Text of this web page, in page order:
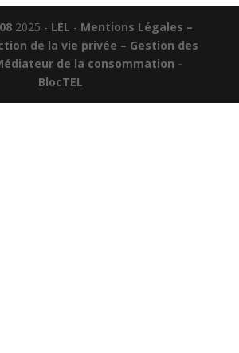
2025 - LEL - Mentions Légales –
de la vie privée – Gestion des
de la consommation -
BlocTEL